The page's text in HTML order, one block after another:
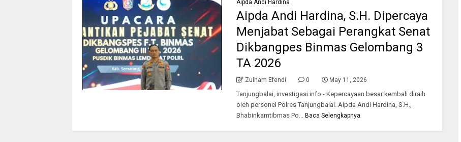
Aipda Andi Hardina
Aipda Andi Hardina, S.H. Dipercaya
Menjabat Sebagai Perangkat Senat
Dikbangpes Binmas Gelombang 3
TA 2026
Zulham Efendi 0 May 11, 2026
Tanjungbalai, investigasi.info - Kepercayaan besar kembali diraih
oleh personel Polres Tanjungbalai. Aipda Andi Hardina, S.H.,
Bhabinkamtibmas Po...
Baca Selengkapnya